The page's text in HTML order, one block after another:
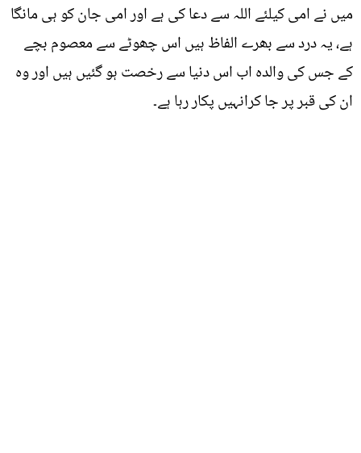
میں نے امی کیلئے اللہ سے دعا کی ہے اور امی جان کو ہی مانگا
ہے، یہ درد سے بھرے الفاظ ہیں اس چھوٹے سے معصوم بچے
کے جس کی والدہ اب اس دنیا سے رخصت ہو گئیں ہیں اور وہ
ان کی قبر پر جا کرانہیں پکار رہا ہے۔